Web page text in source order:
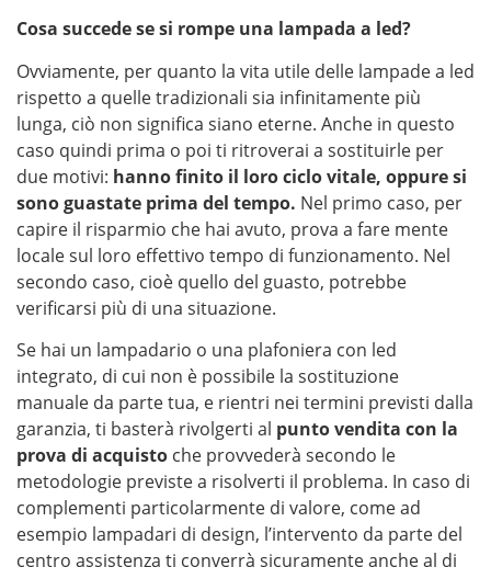
Cosa succede se si rompe una lampada a led?
Ovviamente, per quanto la vita utile delle lampade a led
rispetto a quelle tradizionali sia infinitamente più
lunga, ciò non significa siano eterne. Anche in questo
caso quindi prima o poi ti ritroverai a sostituirle per
due motivi: hanno finito il loro ciclo vitale, oppure si
sono guastate prima del tempo. Nel primo caso, per
capire il risparmio che hai avuto, prova a fare mente
locale sul loro effettivo tempo di funzionamento. Nel
secondo caso, cioè quello del guasto, potrebbe
verificarsi più di una situazione.
Se hai un lampadario o una plafoniera con led
integrato, di cui non è possibile la sostituzione
manuale da parte tua, e rientri nei termini previsti dalla
garanzia, ti basterà rivolgerti al punto vendita con la
prova di acquisto che provvederà secondo le
metodologie previste a risolverti il problema. In caso di
complementi particolarmente di valore, come ad
esempio lampadari di design, l’intervento da parte del
centro assistenza ti converrà sicuramente anche al di